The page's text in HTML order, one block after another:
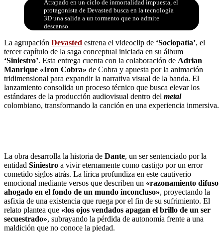
Atrapado en un ciclo de inmortalidad impuesta, el
protagonista de Devasted busca en la tecnología
3D una salida a un tormento que no admite
descanso.
La agrupación Devasted estrena el videoclip de ‘Sociopatía’, el
tercer capítulo de la saga conceptual iniciada en su álbum
‘Siniestro’. Esta entrega cuenta con la colaboración de Adrian
Manrique «Iron Cobra» de Cobra y apuesta por la animación
tridimensional para expandir la narrativa visual de la banda. El
lanzamiento consolida un proceso técnico que busca elevar los
estándares de la producción audiovisual dentro del metal
colombiano, transformando la canción en una experiencia inmersiva.
La obra desarrolla la historia de Dante, un ser sentenciado por la
entidad Siniestro a vivir eternamente como castigo por un error
cometido siglos atrás. La lírica profundiza en este cautiverio
emocional mediante versos que describen un «razonamiento difuso
ahogado en el fondo de un mundo inconcluso», proyectando la
asfixia de una existencia que ruega por el fin de su sufrimiento. El
relato plantea que «los ojos vendados apagan el brillo de un ser
secuestrado», subrayando la pérdida de autonomía frente a una
maldición que no conoce la piedad.